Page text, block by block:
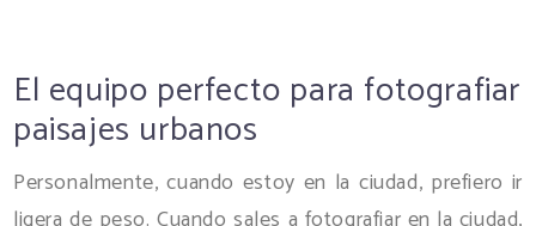
El equipo perfecto para fotografiar
paisajes urbanos
Personalmente, cuando estoy en la ciudad, prefiero ir